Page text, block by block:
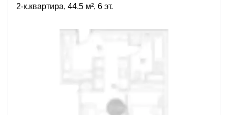
2-к.квартира, 44.5 м², 6 эт.